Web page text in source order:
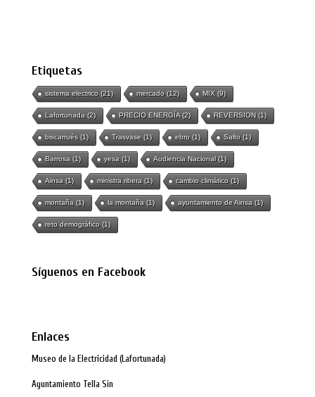
Etiquetas
sistema electrico(21) mercado(12) MIX(9)
Lafortunada(2) PRECIO ENERGÍA(2) REVERSION(1)
biscarrués(1) Trasvase(1) ebro(1) Salto(1)
Barrosa(1) yesa(1) Audiencia Nacional(1)
Ainsa(1) ministra ribera(1) cambio climático(1)
montaña(1) la montaña(1) ayuntamiento de Ainsa(1)
reto demográfico(1)
Síguenos en Facebook
Enlaces
Museo de la Electricidad (Lafortunada)
Ayuntamiento Tella Sin